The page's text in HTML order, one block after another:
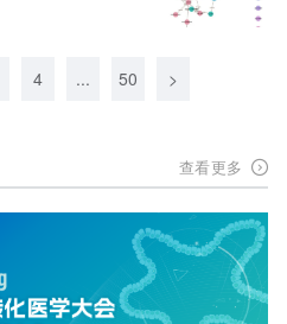
4 ... 50 >
查看更多